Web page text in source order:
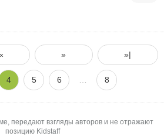
» »|
4 5 6 8
передают взгляды авторов и не отражают
позицию Kidstaff